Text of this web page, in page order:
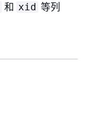
和 xid 等列